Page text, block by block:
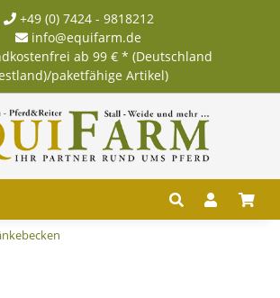
+49 (0) 7424 - 9818212
info@equifarm.de
ab 99 € * (Deutschland
paketfähige Artikel)